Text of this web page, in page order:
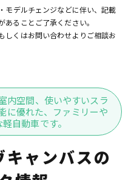
モデルチェンジなどに伴い、記載
ることご了承ください。
しくはお問い合わせよりご相談お
内空間、使いやすいスラ
に優れた、ファミリーや
自動車です。
ャンバスの